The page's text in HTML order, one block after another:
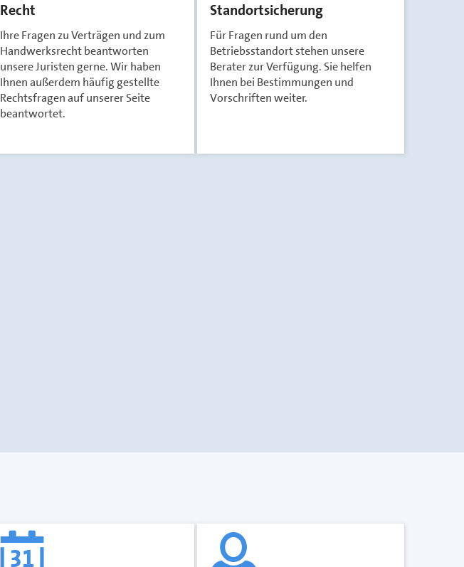
Recht
Ihre Fragen zu Verträgen und zum
Handwerksrecht beantworten
unsere Juristen gerne. Wir haben
Ihnen außerdem häufig gestellte
Rechtsfragen auf unserer Seite
beantwortet.
Standortsicherung
Für Fragen rund um den
Betriebsstandort stehen unsere
Berater zur Verfügung. Sie helfen
Ihnen bei Bestimmungen und
Vorschriften weiter.